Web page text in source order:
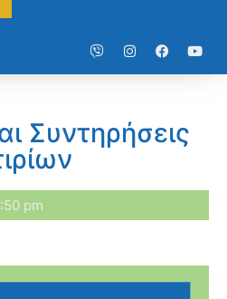
Συντηρήσεις
pm